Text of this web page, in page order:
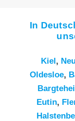
In
Kiel,
Oldesloe,
Eutin,